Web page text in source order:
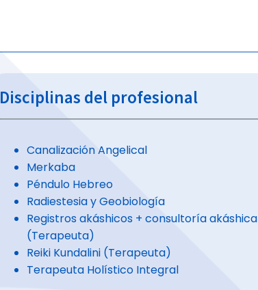
Disciplinas del profesional
Canalización Angelical
Merkaba
Péndulo Hebreo
Radiestesia y Geobiología
Registros akáshicos + consultoría akáshica
(Terapeuta)
Reiki Kundalini (Terapeuta)
Terapeuta Holístico Integral